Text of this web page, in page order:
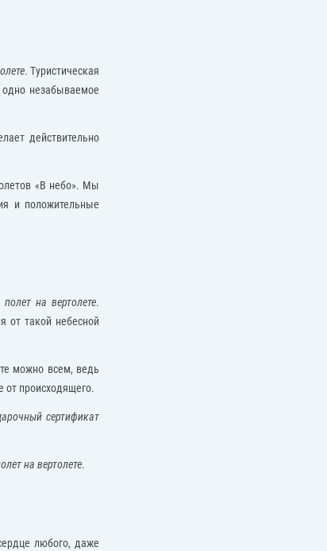
. Туристическая
одно незабываемое
действительно
«В небо». Мы
и положительные
полет на вертолете.
от такой небесной
можно всем, ведь
от происходящего.
сертификат
на вертолете.
любого, даже